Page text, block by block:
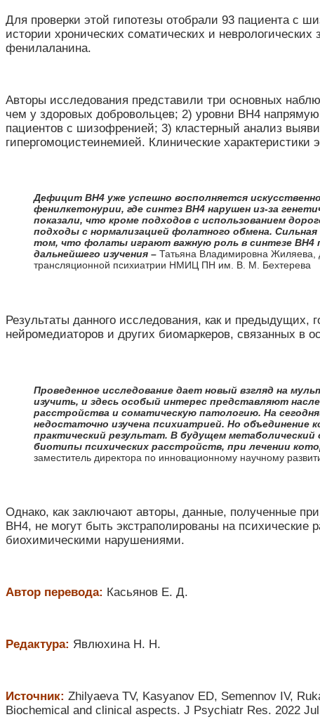
Для проверки этой гипотезы отобрали 93 пациента с
истории хронических соматических и
фенилаланина.
Авторы исследования представили три основных
чем у здоровых добровольцев; 2) уровни BH4
пациентов с шизофренией; 3) кластерный анализ
гипергомоцистеинемией. Клинические
Дефицит ВН4 уже успешно восполняется
фенилкетонурии, где синтез ВН4 нарушен из-за
показали, что кроме подходов с использованием
подходы с нормализацией фолатного обмена.
том, что фолаты играют важную роль в синтезе ВН4
дальнейшего изучения – Татьяна Владимировна Жиляева,
трансляционной психиатрии НМИЦ ПН им. В. М. Бехтерева
Результаты данного исследования, как и
нейромедиаторов и других биомаркеров, связанных в
Проведенное исследование дает новый взгляд на
изучить, и здесь особый интерес представляют
расстройства и соматическую патологию. На
недостаточно изучена психиатрией. Но объединение
практический результат. В будущем
биотипы психических расстройств, при лечении
заместитель директора по инновационному научному
Однако, как заключают авторы, данные, полученные
BH4, не могут быть экстраполированы на
биохимическими нарушениями.
Автор перевода: Касьянов Е. Д.
Редактура: Явлюхина Н. Н.
Источник: Zhilyaeva TV, Kasyanov ED, Semennov IV,
Biochemical and clinical aspects. J Psychiatr Res. 2022